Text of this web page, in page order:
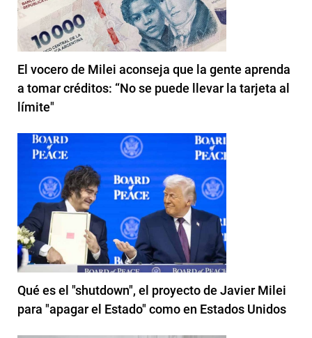
El vocero de Milei aconseja que la gente aprenda
a tomar créditos: “No se puede llevar la tarjeta al
límite"
Qué es el "shutdown", el proyecto de Javier Milei
para "apagar el Estado" como en Estados Unidos